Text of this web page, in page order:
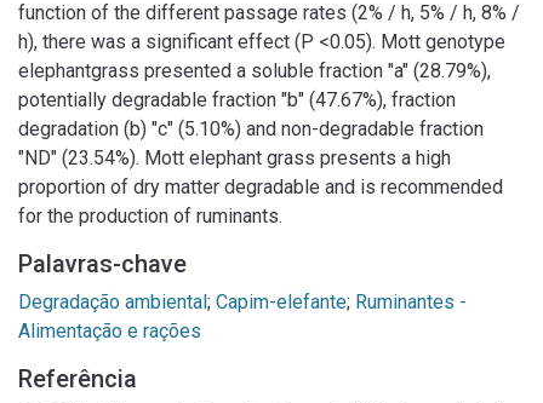
function of the different passage rates (2% / h, 5% / h, 8% /
h), there was a significant effect (P <0.05). Mott genotype
elephantgrass presented a soluble fraction "a" (28.79%),
potentially degradable fraction "b" (47.67%), fraction
degradation (b) "c" (5.10%) and non-degradable fraction
"ND" (23.54%). Mott elephant grass presents a high
proportion of dry matter degradable and is recommended
for the production of ruminants.
Palavras-chave
Degradação ambiental; Capim-elefante; Ruminantes -
Alimentação e rações
Referência